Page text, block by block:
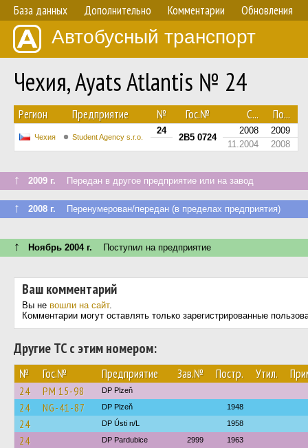
База данных Дополнительно Комментарии Обновления
Автобусный транспорт
Чехия, Ayats Atlantis № 24
Регион Предприятие № Гос.№ С... По...
Чехия Student Agency s.r.o.
24
2B5 0724
2008
2009
11.2004
2008
↑ 2009 г. Передан в другое предприятие или на завод
↑ 2008 г. Перенумерован/передан (в пределах предприятия)
↑ Ноябрь 2004 г. Поступил на предприятие
Ваш комментарий
Вы не вошли на сайт.
Комментарии могут оставлять только зарегистрированные
Другие ТС с этим номером:
№ Гос.№ Предприятие Зав.№ Постр. Утил.
24 PM 15-98 DP Plzeň
24 NG-41-87 DP Plzeň 1948
24 DP Ústi n/L 1958
24 DP Pardubice 2999 1963